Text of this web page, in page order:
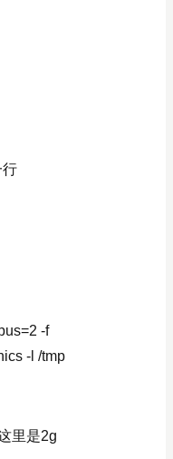
行
-f
-l /tmp
里是2g